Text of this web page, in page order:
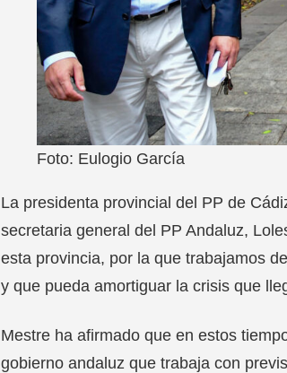
Foto: Eulogio García
La presidenta provincial del PP de
secretaria general del PP Andaluz,
esta provincia, por la que trabajamos
y que pueda amortiguar la crisis que
Mestre ha afirmado que en estos
gobierno andaluz que trabaja con